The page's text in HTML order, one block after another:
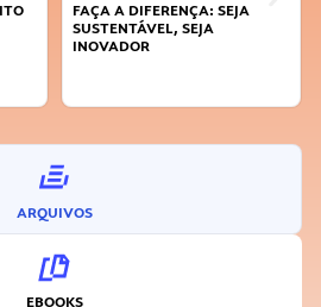
FAÇA A DIFERENÇA: SEJA
SUSTENTÁVEL, SEJA
INOVADOR
ARQUIVOS
EBOOKS